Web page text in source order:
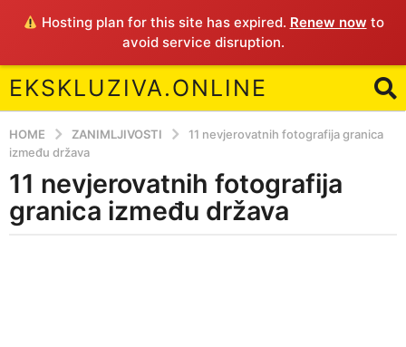
Hosting plan for this site has expired. Renew now to
avoid service disruption.
EKSKLUZIVA.ONLINE
HOME ZANIMLJIVOSTI
11 nevjerovatnih fotografija granica
između država
4
y
e
11 nevjerovatnih fotografija
granica između država